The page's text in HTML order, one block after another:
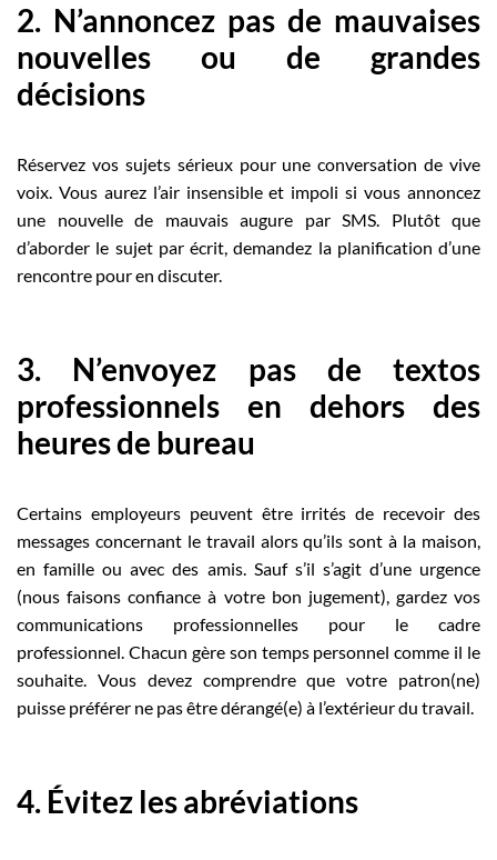
2. N’annoncez pas de mauvaises
nouvelles ou de grandes
décisions
Réservez vos sujets sérieux pour une conversation de vive
voix. Vous aurez l’air insensible et impoli si vous annoncez
une nouvelle de mauvais augure par SMS. Plutôt que
d’aborder le sujet par écrit, demandez la planification d’une
rencontre pour en discuter.
3. N’envoyez pas de textos
professionnels en dehors des
heures de bureau
Certains employeurs peuvent être irrités de recevoir des
messages concernant le travail alors qu’ils sont à la maison,
en famille ou avec des amis. Sauf s’il s’agit d’une urgence
(nous faisons confiance à votre bon jugement), gardez vos
communications professionnelles pour le cadre
professionnel. Chacun gère son temps personnel comme il le
souhaite. Vous devez comprendre que votre patron(ne)
puisse préférer ne pas être dérangé(e) à l’extérieur du travail.
4. Évitez les abréviations